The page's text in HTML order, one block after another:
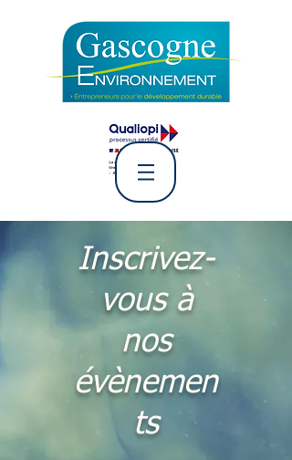
L' Association Gascogne
Environnement
Inscrivez-
vous à
nos
évènemen
ts